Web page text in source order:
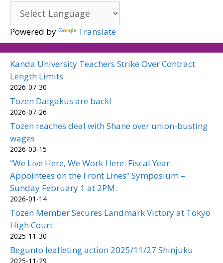
Powered by Translate
Kanda University Teachers Strike Over Contract
Length Limits
2026-07-30
Tozen Daigakus are back!
2026-07-26
Tozen reaches deal with Shane over union-busting
wages
2026-03-15
“We Live Here, We Work Here: Fiscal Year
Appointees on the Front Lines” Symposium –
Sunday February 1 at 2PM.
2026-01-14
Tozen Member Secures Landmark Victory at Tokyo
High Court
2025-11-30
Begunto leafleting action 2025/11/27 Shinjuku
2025-11-29